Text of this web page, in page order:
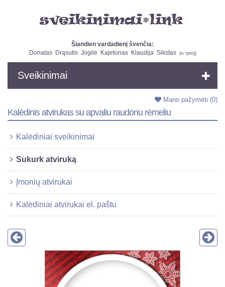
Šiandien vardadienį švenčia:
Donatas
Drąsutis Jogilė Kajetonas Klaudija Sikstas (o rytoj)
Sveikinimai
Mano pažymėti (0)
Kalėdinis atvirukas su apvaliu raudonu rėmeliu
Kalėdiniai sveikinimai
Sukurk atviruką
Įmonių atvirukai
Kalėdiniai atvirukai el. paštu